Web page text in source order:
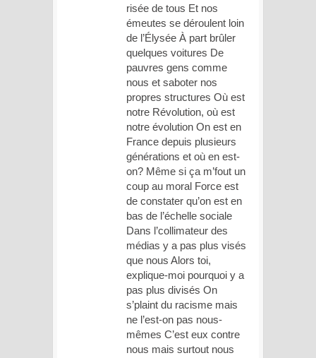
risée de tous Et nos
émeutes se déroulent loin
de l’Élysée À part brûler
quelques voitures De
pauvres gens comme
nous et saboter nos
propres structures Où est
notre Révolution, où est
notre évolution On est en
France depuis plusieurs
générations et où en est-
on? Même si ça m’fout un
coup au moral Force est
de constater qu’on est en
bas de l’échelle sociale
Dans l’collimateur des
médias y a pas plus visés
que nous Alors toi,
explique-moi pourquoi y a
pas plus divisés On
s’plaint du racisme mais
ne l’est-on pas nous-
mêmes C’est eux contre
nous mais surtout nous